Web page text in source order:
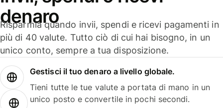
denaro
Risparmia quando invii, spendi e ricevi pagamenti in
più di 40 valute. Tutto ciò di cui hai bisogno, in un
unico conto, sempre a tua disposizione.
Gestisci il tuo denaro a livello globale.
Tieni tutte le tue valute a portata di mano in un
unico posto e convertile in pochi secondi.